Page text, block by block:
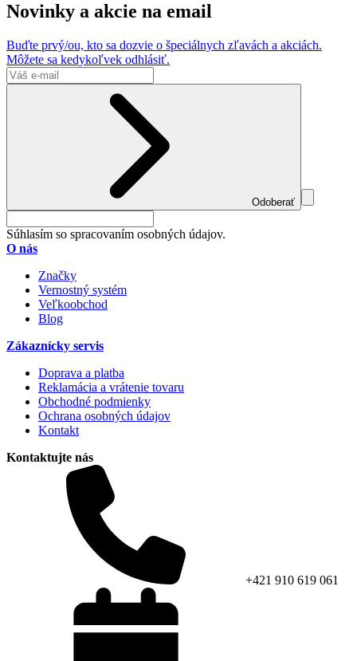
Novinky a akcie na email
Buďte prvý/ou, kto sa dozvie o špeciálnych zľavách a akciách.
Môžete sa kedykoľvek odhlásiť.
Odoberať
Súhlasím so spracovaním osobných údajov.
O nás
Značky
Vernostný systém
Veľkoobchod
Blog
Zákaznícky servis
Doprava a platba
Reklamácia a vrátenie tovaru
Obchodné podmienky
Ochrana osobných údajov
Kontakt
Kontaktujte nás
+421 910 619 061